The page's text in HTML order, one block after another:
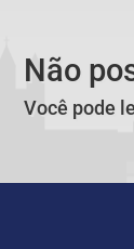
Não
Você pode